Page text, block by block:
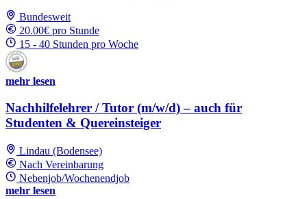
Bundesweit
20.00€ pro Stunde
15 - 40 Stunden pro Woche
mehr lesen
Nachhilfelehrer / Tutor (m/w/d) – auch für
Studenten & Quereinsteiger
Lindau (Bodensee)
Nach Vereinbarung
Nebenjob/Wochenendjob
mehr lesen